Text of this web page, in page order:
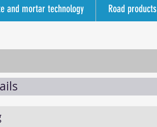
and mortar technology Road products